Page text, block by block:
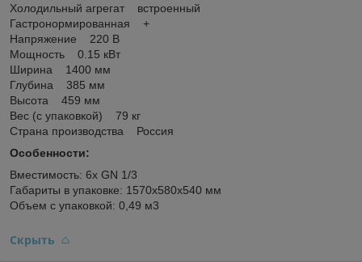
Холодильный агрегат встроенный
Гастронормированная +
Напряжение 220 В
Мощность 0.15 кВт
Ширина 1400 мм
Глубина 385 мм
Высота 459 мм
Вес (с упаковкой) 79 кг
Страна производства Россия
Особенности:
Вместимость: 6x GN 1/3
Габариты в упаковке: 1570х580х540 мм
Объем с упаковкой: 0,49 м3
Скрыть